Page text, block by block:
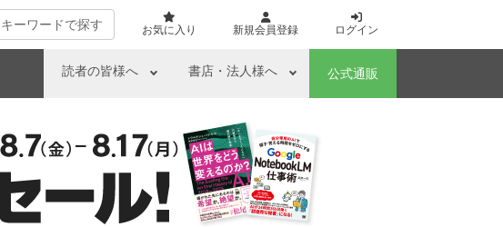
キーワードで探す お気に入り 新規会員登録 ログイン
読者の皆様へ 書店・法人様へ 公式通販